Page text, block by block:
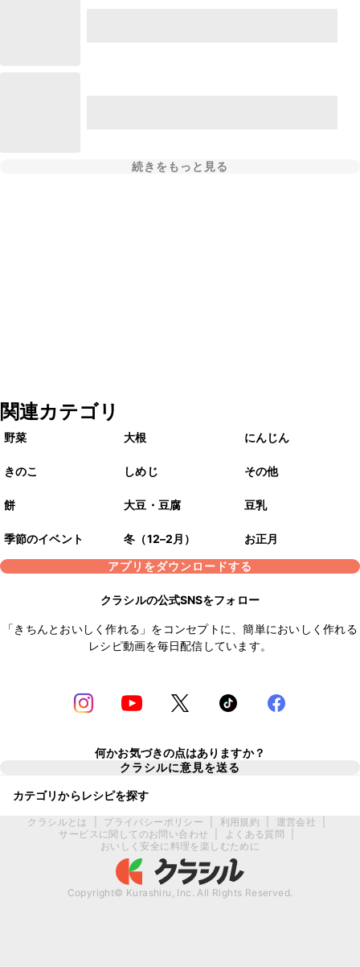
続きをもっと見る
関連カテゴリ
野菜 大根 にんじん
きのこ しめじ その他
餅 大豆・豆腐 豆乳
季節のイベント 冬（12–2月）
お正月
アプリをダウンロードする
クラシルの公式SNSをフォロー
「きちんとおいしく作れる」をコンセプトに、簡単においしく作れる
レシピ動画を毎日配信しています。
何かお気づきの点はありますか？
クラシルに意見を送る
カテゴリからレシピを探す
クラシルとは プライバシーポリシー 利用規約 運営会社
サービスに関してのお問い合わせ
よくある質問
おいしく安全に料理を楽しむために
Copyright© Kurashiru, Inc. All Rights Reserved.